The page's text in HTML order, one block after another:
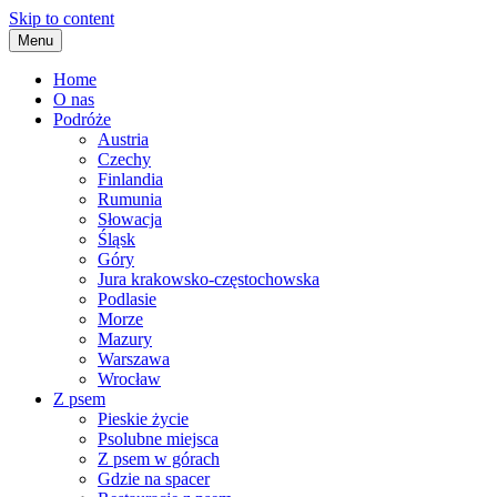
Skip to content
Menu
Home
O nas
Podróże
Austria
Czechy
Finlandia
Rumunia
Słowacja
Śląsk
Góry
Jura krakowsko-częstochowska
Podlasie
Morze
Mazury
Warszawa
Wrocław
Z psem
Pieskie życie
Psolubne miejsca
Z psem w górach
Gdzie na spacer